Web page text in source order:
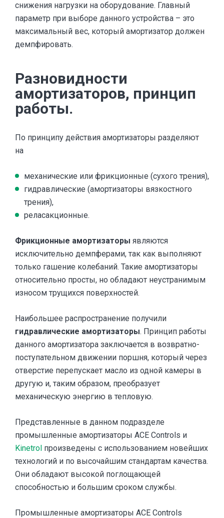
снижения нагрузки на оборудование. Главный
параметр при выборе данного устройства – это
максимальный вес, который амортизатор должен
демпфировать.
Разновидности
амортизаторов, принцип
работы.
По принципу действия амортизаторы разделяют
на
механические или фрикционные (сухого трения),
гидравлические (амортизаторы вязкостного
трения),
реласакционные.
Фрикционные амортизаторы являются
исключительно демпферами, так как выполняют
только гашение колебаний. Такие амортизаторы
относительно просты, но обладают неустранимым
износом трущихся поверхностей.
Наибольшее распространение получили
гидравлические амортизаторы. Принцип работы
данного амортизатора заключается в возвратно-
поступательном движении поршня, который через
отверстие перепускает масло из одной камеры в
другую и, таким образом, преобразует
механическую энергию в тепловую.
Представленные в данном подразделе
промышленные амортизаторы ACE Controls и
Kinetrol произведены с использованием новейших
технологий и по высочайшим стандартам качества.
Они обладают высокой поглощающей
способностью и большим сроком службы.
Промышленные амортизаторы ACE Controls